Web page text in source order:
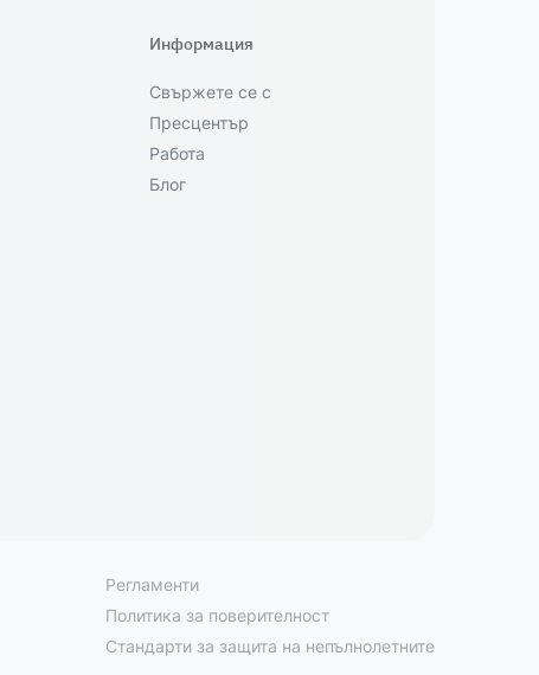
Информация
Свържете се с
Пресцентър
Работа
Блог
Регламенти
Политика за поверителност
Стандарти за защита на непълнолетните